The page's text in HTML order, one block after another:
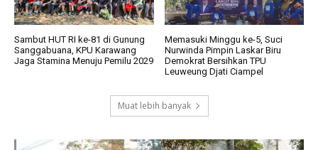
Sambut HUT RI ke-81 di Gunung
Sanggabuana, KPU Karawang
Jaga Stamina Menuju Pemilu 2029
Memasuki Minggu ke-5, Suci
Nurwinda Pimpin Laskar Biru
Demokrat Bersihkan TPU
Leuweung Djati Ciampel
Muat lebih banyak